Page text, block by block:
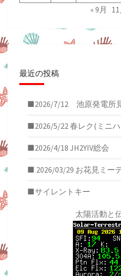
« 9月
最近の投稿
■2026/7/12 池原発電所
■2026/5/22 春レク(ミニ
■2026/4/18 JH2YIV総会
■ 2026/03/29 お花見ミー
■サイレントキー
太陽活動と